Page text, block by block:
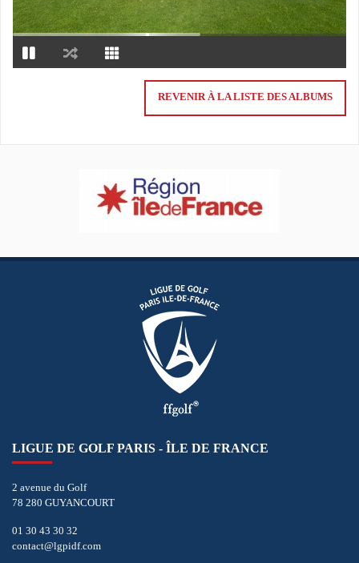
REVENIR À LA LISTE DES ALBUMS
LIGUE DE GOLF PARIS - ÎLE DE FRANCE
2 avenue du Golf
78 280 GUYANCOURT
01 30 43 30 32
contact@lgpidf.com